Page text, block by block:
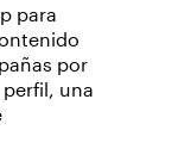
para
por
una